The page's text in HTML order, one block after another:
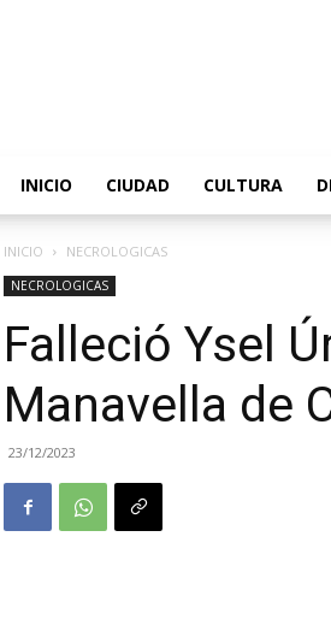
INICIO CIUDAD CULTURA
INICIO NECROLOGICAS
NECROLOGICAS
Falleció Ysel
Manavella de
23/12/2023